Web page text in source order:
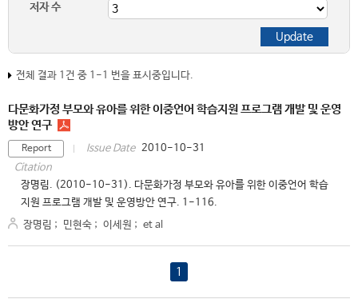
저자 수
전체 결과 1건 중 1-1 번을 표시중입니다.
다문화가정 부모와 유아를 위한 이중언어 학습지원 프로그램 개발 및 운영
방안 연구
Report Issue Date 2010-10-31
Citation
장명림. (2010-10-31). 다문화가정 부모와 유아를 위한 이중언어 학습
지원 프로그램 개발 및 운영방안 연구. 1-116.
장명림 ; 민현숙 ; 이세원 ; et al
1